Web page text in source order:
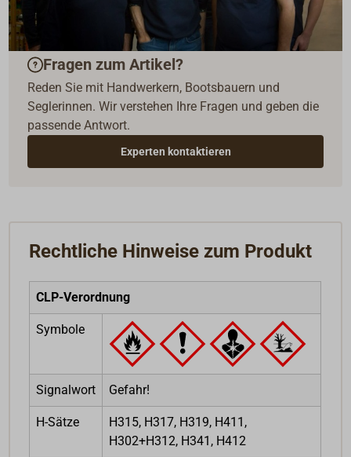
Fragen zum Artikel?
Reden Sie mit Handwerkern, Bootsbauern und
Seglerinnen. Wir verstehen Ihre Fragen und geben die
passende Antwort.
Experten kontaktieren
Rechtliche Hinweise zum Produkt
CLP-Verordnung
Symbole
Signalwort Gefahr!
H-Sätze
H315, H317, H319, H411,
H302+H312, H341, H412